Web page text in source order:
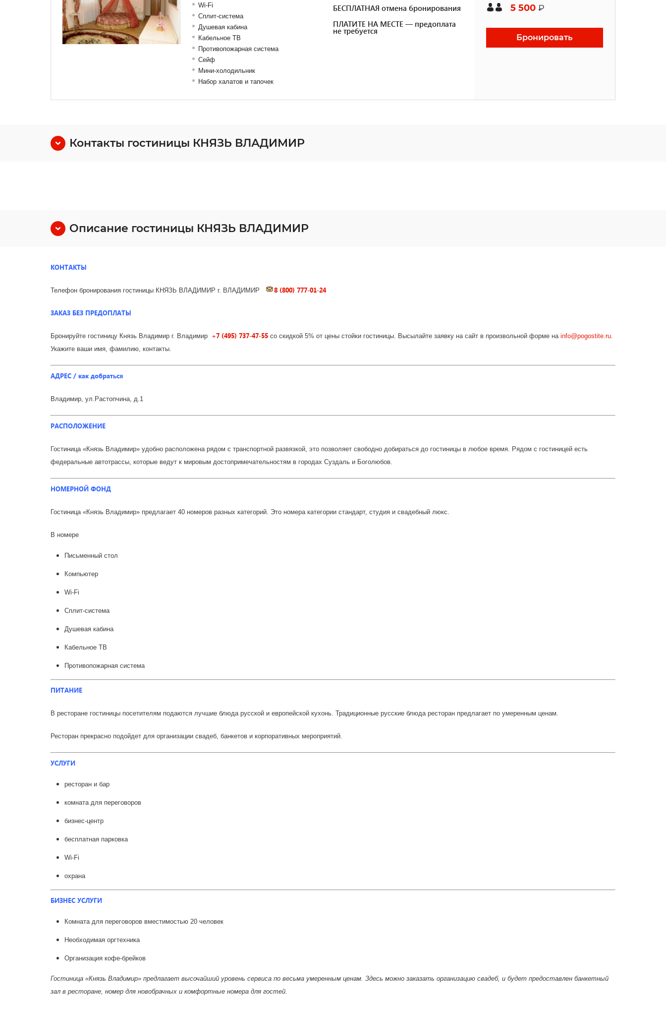
Wi-Fi
Сплит-система
Душевая кабина
Кабельное ТВ
Противопожарная система
Сейф
Мини-холодильник
Набор халатов и тапочек
БЕСПЛАТНАЯ отмена бронирования
ПЛАТИТЕ НА МЕСТЕ — предоплата
не требуется
5 500 ₽
Бронировать
Контакты гостиницы КНЯЗЬ ВЛАДИМИР
Описание гостиницы КНЯЗЬ ВЛАДИМИР
КОНТАКТЫ
Телефон бронирования гостиницы КНЯЗЬ ВЛАДИМИР г. ВЛАДИМИР 8 (800) 777-01-24
ЗАКАЗ БЕЗ ПРЕДОПЛАТЫ
Бронируйте гостиницу Князь Владимир г. Владимир +7 (495) 737-47-55 со скидкой 5% от цены стойки гостиницы. Высылайте заявку на сайт в произвольной форме на info@pogostite .ru
Укажите ваши имя, фамилию, контакты.
АДРЕС / как добраться
Владимир, ул.Растопчина, д.1
РАСПОЛОЖЕНИЕ
Гостиница «Князь Владимир» удобно расположена рядом с транспортной развязкой, это позволяет свободно добираться до гостиницы в любое время. Рядом с гостиницей есть
федеральные автотрассы, которые ведут к мировым достопримечательностям в городах Суздаль и Боголюбов.
НОМЕРНОЙ ФОНД
Гостиница «Князь Владимир» предлагает 40 номеров разных категорий. Это номера категории стандарт, студия и свадебный люкс.
В номере
Письменный стол
Компьютер
Wi-Fi
Сплит-система
Душевая кабина
Кабельное ТВ
Противопожарная система
ПИТАНИЕ
В ресторане гостиницы посетителям подаются лучшие блюда русской и европейской кухонь. Традиционные русские блюда ресторан предлагает по умеренным ценам.
Ресторан прекрасно подойдет для организации свадеб, банкетов и корпоративных мероприятий.
УСЛУГИ
ресторан и бар
комната для переговоров
бизнес-центр
бесплатная парковка
Wi-Fi
охрана
БИЗНЕС УСЛУГИ
Комната для переговоров вместимостью 20 человек
Необходимая оргтехника
Организация кофе-брейков
Гостиница «Князь Владимир» предлагает высочайший уровень сервиса по весьма умеренным ценам. Здесь можно заказать организацию свадеб, и будет предоставлен банкетный
зал в ресторане, номер для новобрачных и комфортные номера для гостей.